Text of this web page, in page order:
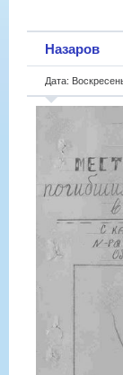
Назаров
Дата: